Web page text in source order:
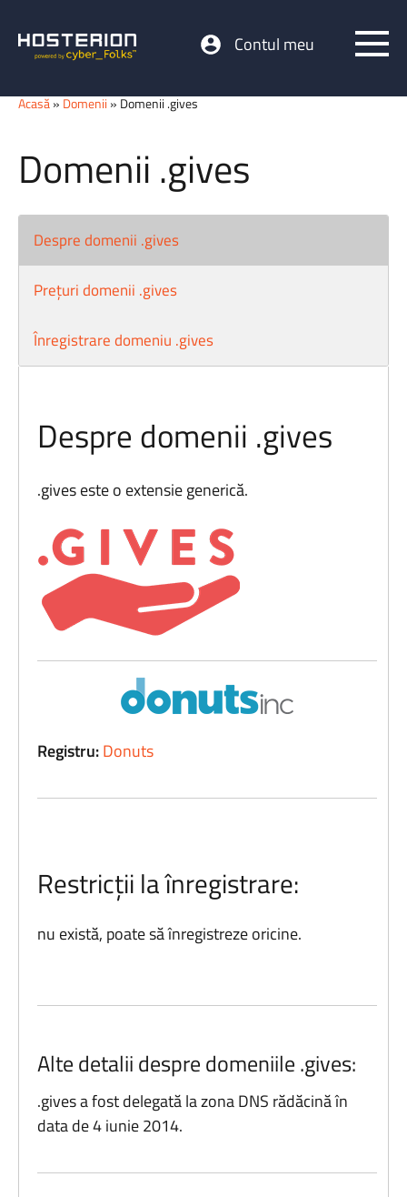
Contul meu
Acasă» Domenii » Domenii .gives
Domenii .gives
Despre domenii .gives
Prețuri domenii .gives
Înregistrare domeniu .gives
Despre domenii .gives
.gives este o extensie generică.
Registru:Donuts
Restricții la înregistrare:
nu există, poate să înregistreze oricine.
Alte detalii despre domeniile .gives:
.gives a fost delegată la zona DNS rădăcină în
data de 4 iunie 2014.